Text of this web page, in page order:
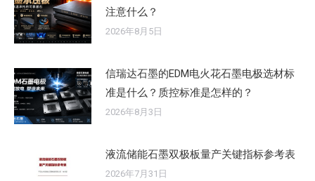
注意什么？
2026年8月5日
信瑞达石墨的EDM电火花石墨电极选材标
准是什么？质控标准是怎样的？
2026年8月3日
液流储能石墨双极板量产关键指标参考表
2026年7月31日